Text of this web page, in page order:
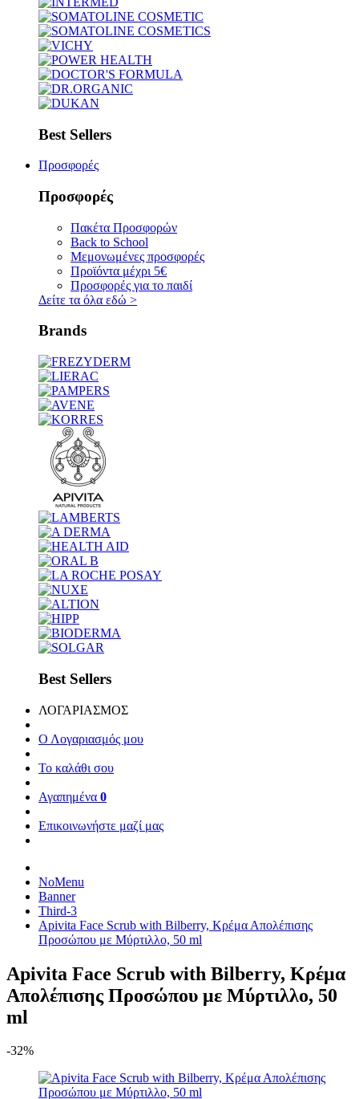
Best Sellers
Προσφορές
Προσφορές
Πακέτα Προσφορών
Back to School
Μεμονωμένες προσφορές
Προϊόντα μέχρι 5€
Προσφορές για το παιδί
Δείτε τα όλα εδώ >
Brands
Best Sellers
ΛΟΓΑΡΙΑΣΜΟΣ
Ο Λογαριασμός μου
Το καλάθι σου
Αγαπημένα 0
Επικοινωνήστε μαζί μας
NoMenu
Banner
Third-3
Apivita Face Scrub with Bilberry, Κρέμα Απολέπισης
Προσώπου με Μύρτιλλο, 50 ml
Apivita Face Scrub with Bilberry, Κρέμα
Απολέπισης Προσώπου με Μύρτιλλο, 50
ml
-32%